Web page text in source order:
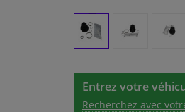
Entrez votre
Recherchez avec